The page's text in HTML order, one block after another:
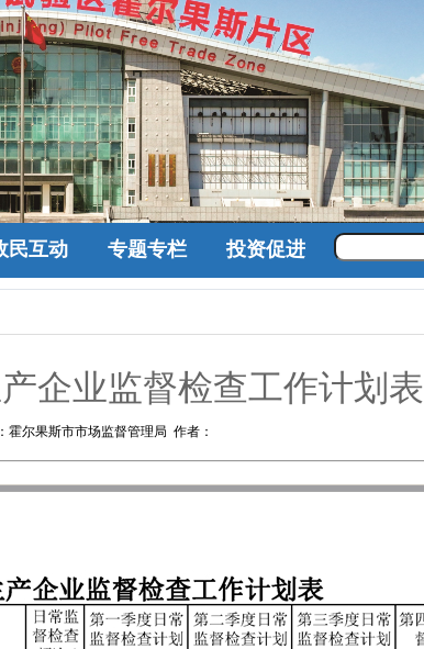
民互动 专题专栏 投资促进
企业监督检查工作计划表
霍尔果斯市市场监督管理局 作者：